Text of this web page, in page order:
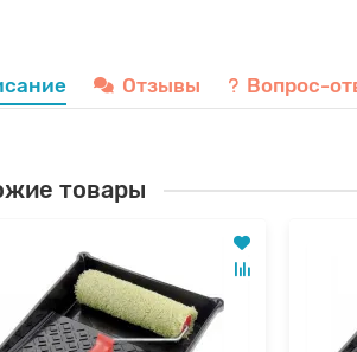
Отзывы Вопрос-
товары